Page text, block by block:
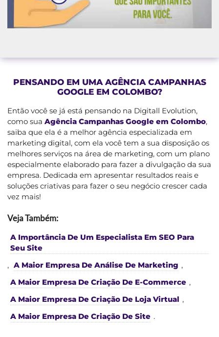
PENSANDO EM UMA AGÊNCIA CAMPANHAS
GOOGLE EM COLOMBO?
Então você se já está pensando na Digitall Evolution,
como sua Agência Campanhas Google em Colombo,
saiba que ela é a melhor agência especializada em
marketing digital, com ela você tem a sua disposição os
melhores serviços na área de marketing, com um plano
especialmente elaborado para fazer a divulgação da sua
empresa. Dedicada em apresentar resultados reais e
soluções criativas para fazer o seu negócio crescer cada
vez mais!
Veja Também:
A Importância De Um Especialista Em SEO Para
Seu Site
, A Maior Empresa De Análise De Marketing ,
A Maior Empresa De Criação De E-Commerce ,
A Maior Empresa De Criação De Loja Virtual ,
A Maior Empresa De Criação De Site .